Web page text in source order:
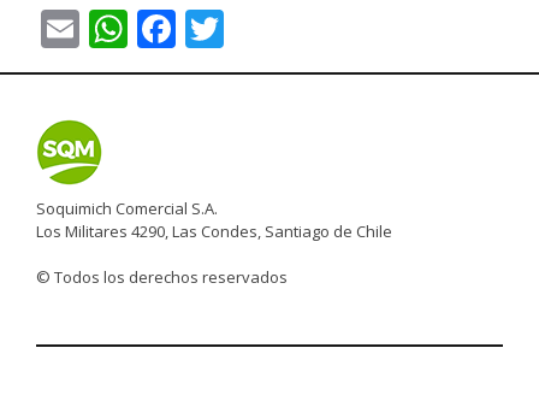
EmailWhatsApp
Facebook
Soquimich Comercial S.A.
Los Militares 4290, Las Condes, Santiago de Chile
© Todos los derechos reservados